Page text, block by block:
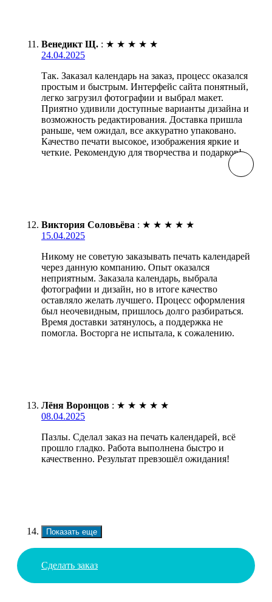
Венедикт Щ. : ★ ★ ★ ★ ★
24.04.2025
Так. Заказал календарь на заказ, процесс оказался
простым и быстрым. Интерфейс сайта понятный,
легко загрузил фотографии и выбрал макет.
Приятно удивили доступные варианты дизайна и
возможность редактирования. Доставка пришла
раньше, чем ожидал, все аккуратно упаковано.
Качество печати высокое, изображения яркие и
четкие. Рекомендую для творчества и подарков!
Виктория Соловьёва : ★ ★ ★ ★ ★
15.04.2025
Никому не советую заказывать печать календарей
через данную компанию. Опыт оказался
неприятным. Заказала календарь, выбрала
фотографии и дизайн, но в итоге качество
оставляло желать лучшего. Процесс оформления
был неочевидным, пришлось долго разбираться.
Время доставки затянулось, а поддержка не
помогла. Восторга не испытала, к сожалению.
Лёня Воронцов : ★ ★ ★ ★ ★
08.04.2025
Пазлы. Сделал заказ на печать календарей, всё
прошло гладко. Работа выполнена быстро и
качественно. Результат превзошёл ожидания!
Показать еще
Сделать заказ